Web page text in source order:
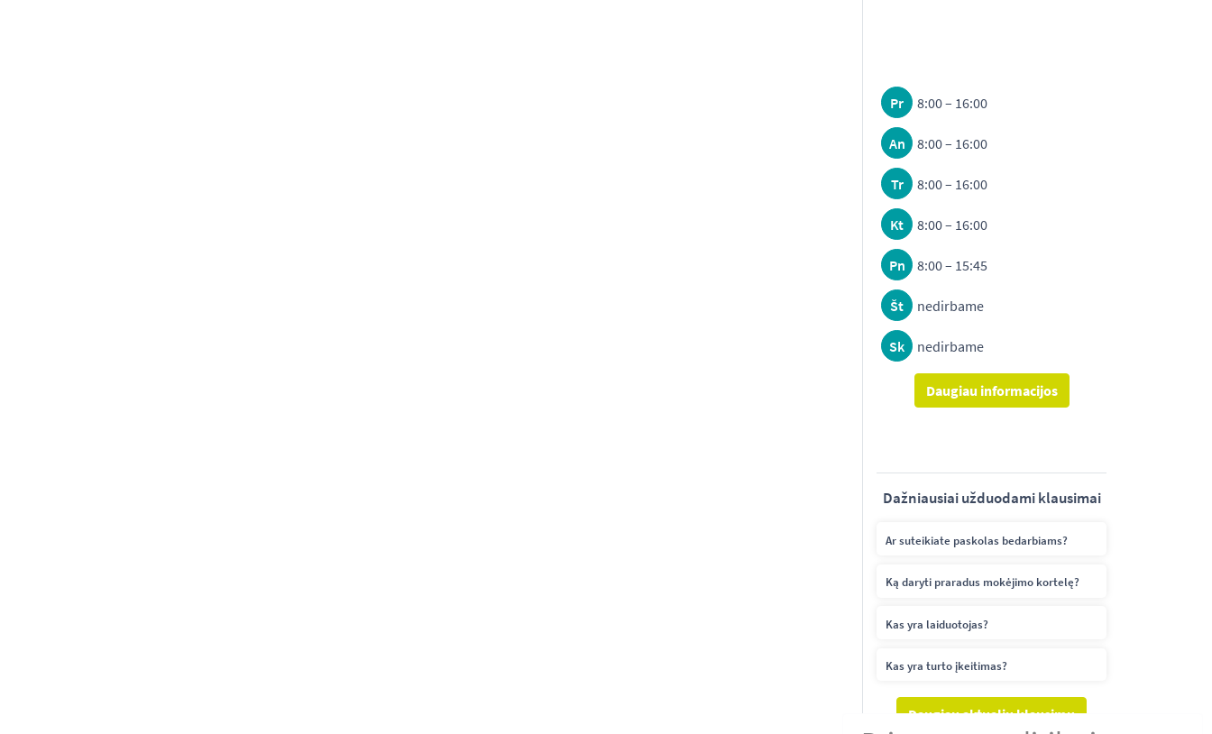
Pr 8:00 – 16:00
An 8:00 – 16:00
Tr 8:00 – 16:00
Kt 8:00 – 16:00
Pn 8:00 – 15:45
Št nedirbame
Sk nedirbame
Daugiau informacijos
Dažniausiai užduodami klausimai
Ar suteikiate paskolas bedarbiams?
Ką daryti praradus mokėjimo kortelę?
Kas yra laiduotojas?
Kas yra turto įkeitimas?
Daugiau aktualių klausimų